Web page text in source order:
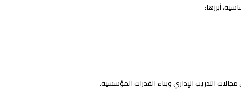
أبرزها:
مجالات التدريب الإداري وبناء القدرات المؤسسية.